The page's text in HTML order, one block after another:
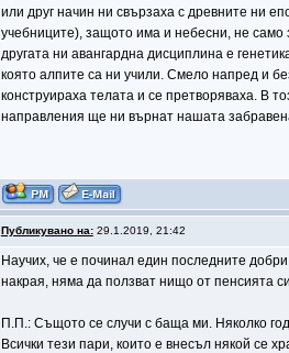
или друг начин ни свързаха с древните ни
учебниците), защото има и небесни, не само
другата ни авангардна дисциплина е
която алпите са ни учили. Смело напред и
конструираха телата и се претворяваха. В
направления ще ни върнат нашата
Публикувано на:29.1.2019, 21:42
Научих, че е починал един последните
накрая, няма да ползват нищо от пенсията
П.П.: Същото се случи с баща ми. Няколко
Всички тези пари, които е внесъл някой се